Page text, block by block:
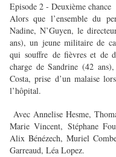
Episode 2 - Deuxième chance
Alors que l’ensemble du
Nadine, N’Guyen, le
ans), un jeune militaire de
qui souffre de fièvres et de
charge de Sandrine (42
Costa, prise d’un malaise
l’hôpital.
Avec Annelise Hesme,
Marie Vincent, Stéphane
Alix Bénézech, Muriel
Garreaud, Léa Lopez.